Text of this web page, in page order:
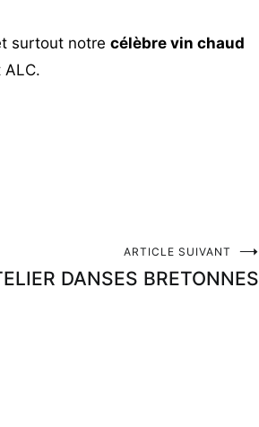
surtout notre célèbre vin chaud
ARTICLE SUIVANT
DANSES BRETONNES